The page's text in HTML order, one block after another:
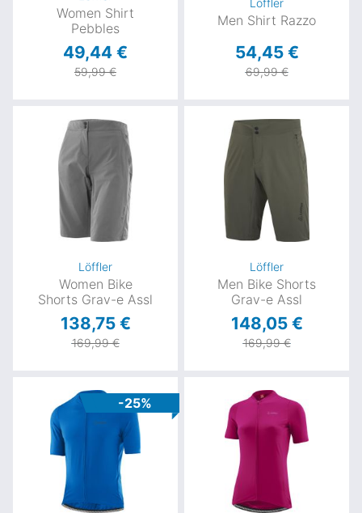
Women Shirt
Pebbles
49,44 €
59,99 €
Löffler
Men Shirt Razzo
54,45 €
69,99 €
Löffler
Women Bike
Shorts Grav-e Assl
138,75 €
169,99 €
Löffler
Men Bike Shorts
Grav-e Assl
148,05 €
169,99 €
-25%